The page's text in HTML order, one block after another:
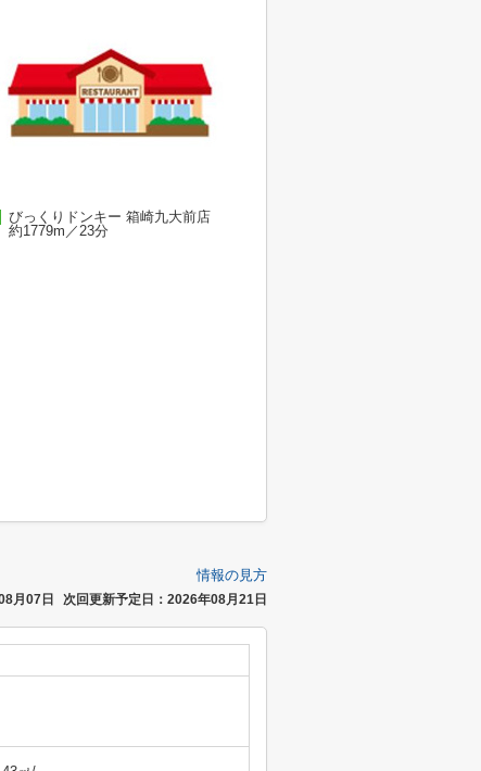
びっくりドンキー 箱崎九大前店
約1779m／23分
情報の見方
月07日 次回更新予定日：2026年08月21日